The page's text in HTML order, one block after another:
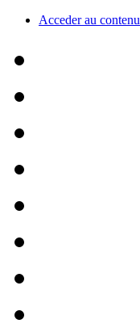
Acceder au contenu